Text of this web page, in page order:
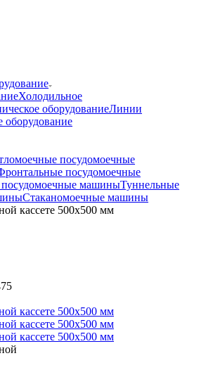
Холодильное
оборудованиеЛинии
оборудование
посудомоечные
посудомоечные
машиныТуннельные
Стаканомоечные машины
кассете 500х500 мм